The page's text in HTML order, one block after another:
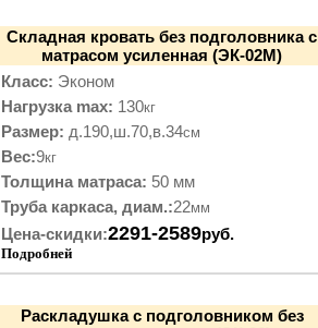
Складная кровать без подголовника с
матрасом усиленная (ЭК-02М)
Класс: Эконом
Нагрузка max: 130кг
Размер: д.190,ш.70,в.34см
Вес:9кг
Толщина матраса: 50 мм
Труба каркаса, диам.:22мм
Цена-скидки:2291-2589руб.
Подробней
Раскладушка с подголовником без